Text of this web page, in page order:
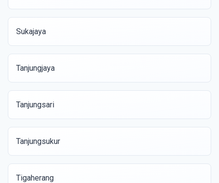
Sukajaya
Tanjungjaya
Tanjungsari
Tanjungsukur
Tigaherang